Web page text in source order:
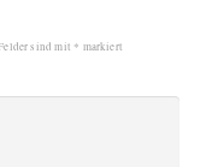
sind mit * markiert